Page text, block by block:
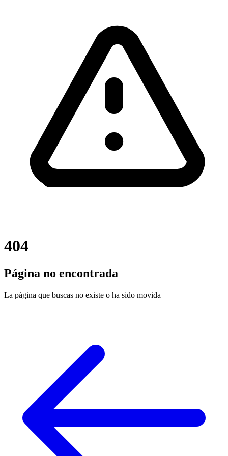
404
Página no encontrada
La página que buscas no existe o ha sido movida